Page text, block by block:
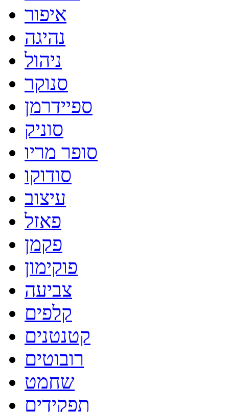
איפור
נהיגה
ניהול
סנוקר
ספיידרמן
סוניק
סופר מריו
סודוקו
עיצוב
פאזל
פקמן
פוקימון
צביעה
קלפים
קטנטנים
רובוטים
שחמט
תפקידים